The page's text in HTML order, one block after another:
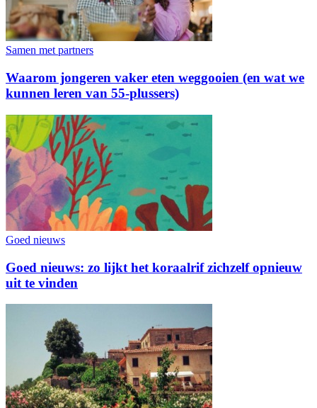
Samen met partners
Waarom jongeren vaker eten weggooien (en wat we
kunnen leren van 55-plussers)
Goed nieuws
Goed nieuws: zo lijkt het koraalrif zichzelf opnieuw
uit te vinden